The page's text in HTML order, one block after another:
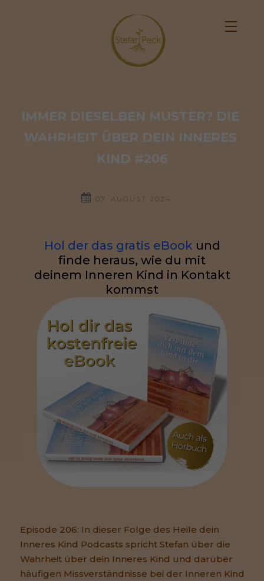
IMMER DIESELBEN MUSTER? DIE
WAHRHEIT ÜBER DEIN INNERES
KIND #206
07. AUGUST 2024
Hol der das gratis eBook und
finde heraus, wie du mit
deinem Inneren Kind in Kontakt
kommst
Episode 206: In dieser Folge des Heile dein
Inneres Kind Podcasts spricht Stefan über die
Wahrheit über dein Inneres Kind und darüber
häufigen Missverständnisse bei der Inneren Kind